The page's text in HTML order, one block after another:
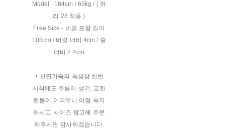
Model : 184cm / 65kg / ( 허
리 28 착용 )
Free Size - 버클 포함 길이
103cm / 버클 너비 4cm / 줄
너비 2.4cm
+ 천연가죽의 특성상 한번
시착에도 주름이 생겨, 교환
환불이 어려우니 이점 숙지
하시고 사이즈 참고해 주문
해주시면 감사하겠습니다.